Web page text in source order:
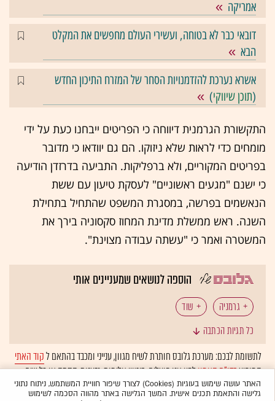
אמריקה
דובאי כבר לא בטוחה, ועשירי העולם מחפשים את המקלט
הבא
אשרא נערכת להזדמנויות הסחר של המזרח התיכון החדש
(תוכן שיווקי)
התקשורת הגרמנית דיווחה כי הפריטים ייבחנו כעת על ידי
מומחים כדי לראות שלא ניזוקו. הם גם יוודאו כי מדובר
בפריטים המקוריים, ולא ברפליקות. התביעה בדרזדן הודיעה
כי ישנם "מגעים ראשוניים" לעסקת טיעון עם ששת
הנאשמים בפרשה, במסגרת המשפט שהתחיל בתחילת
השנה. ראש ממשלת מדינת המחוז סקסוניה בירך את
המשטרה ואמר כי "עשתה עבודה מצוינת".
הוספה לנושאים שמעניינים אותי
גרמניה
שוד
כל תגיות הכתבה
לתשומת לבכם: מערכת גלובס חותרת לשיח מגוון, ענייני ומכבד בהתאם לקוד האתי
המופיעבדו"ח האמוןלפיו אנו פועלים. ביטויי אלימות, גזענות, הסתה או כל שיח
בלתי הולם אחר מסוננים בצורהאוטומטיתולא יפורסמו באתר.
האתר עושה שימוש בעוגיות (Cookies) לצורך שיפור חוויית המשתמש, ניתוח נתוני
גלישה והתאמת תכנים אישית. המשך הגלישה באתר מהווה הסכמה לשימוש